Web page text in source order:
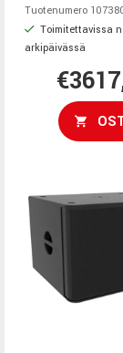
Tuotenumero
Toimitettavissa
arkipäivässä